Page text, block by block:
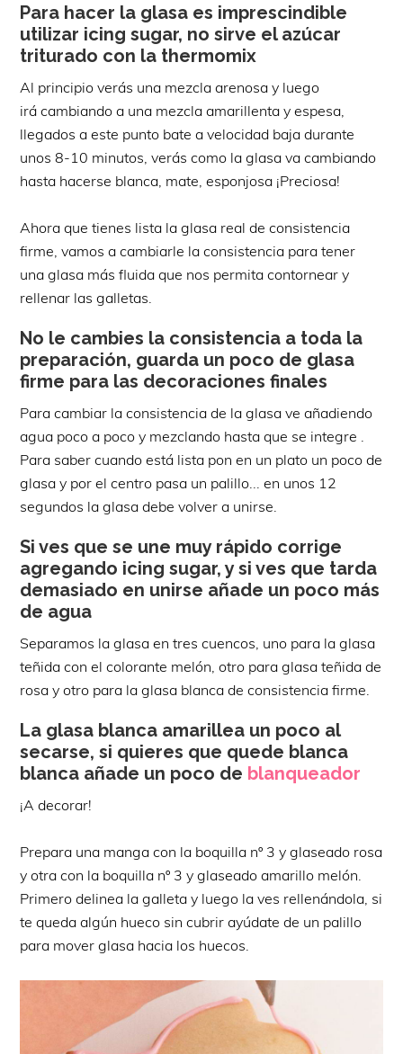
Para hacer la glasa es imprescindible
utilizar icing sugar, no sirve el azúcar
triturado con la thermomix
Al principio verás una mezcla arenosa y luego
irá cambiando a una mezcla amarillenta y espesa,
llegados a este punto bate a velocidad baja durante
unos 8-10 minutos, verás como la glasa va cambiando
hasta hacerse blanca, mate, esponjosa ¡Preciosa!
Ahora que tienes lista la glasa real de consistencia
firme, vamos a cambiarle la consistencia para tener
una glasa más fluida que nos permita contornear y
rellenar las galletas.
No le cambies la consistencia a toda la
preparación, guarda un poco de glasa
firme para las decoraciones finales
Para cambiar la consistencia de la glasa ve añadiendo
agua poco a poco y mezclando hasta que se integre .
Para saber cuando está lista pon en un plato un poco de
glasa y por el centro pasa un palillo... en unos 12
segundos la glasa debe volver a unirse.
Si ves que se une muy rápido corrige
agregando icing sugar, y si ves que tarda
demasiado en unirse añade un poco más
de agua
Separamos la glasa en tres cuencos, uno para la glasa
teñida con el colorante melón, otro para glasa teñida de
rosa y otro para la glasa blanca de consistencia firme.
La glasa blanca amarillea un poco al
secarse, si quieres que quede blanca
blanca añade un poco de blanqueador
¡A decorar!
Prepara una manga con la boquilla nº 3 y glaseado rosa
y otra con la boquilla nº 3 y glaseado amarillo melón.
Primero delinea la galleta y luego la ves rellenándola, si
te queda algún hueco sin cubrir ayúdate de un palillo
para mover glasa hacia los huecos.